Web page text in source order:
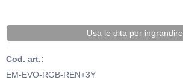
Usa le dita per ingrandire
Cod. art.:
EM-EVO-RGB-REN+3Y